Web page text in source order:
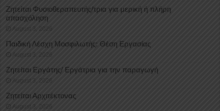
Ζητείται Φυσιοθεραπευτής/τρια για μερική ή πλήρη
απασχόληση
August 3, 2026
Παιδική Λέσχη Μοσφιλωτής: Θέση Εργασίας
August 3, 2026
Ζητείται Εργάτης/ Εργάτρια για την παραγωγή
August 3, 2026
Ζητείται Αρχιτέκτονας
August 3, 2026